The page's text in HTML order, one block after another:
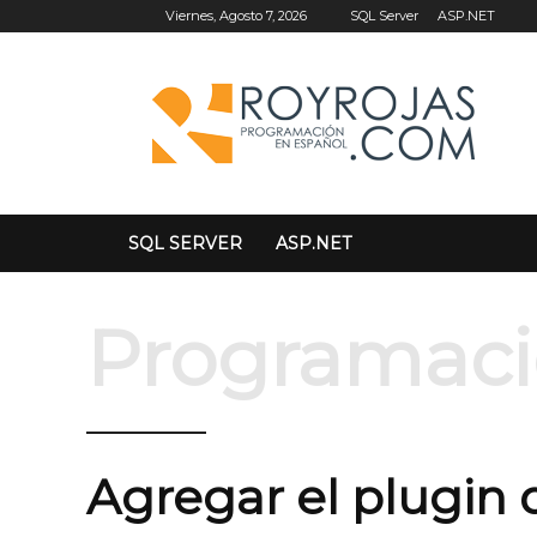
Viernes, Agosto 7, 2026 SQL Server ASP.NET
SQL SERVER ASP.NET
Agregar el plugin